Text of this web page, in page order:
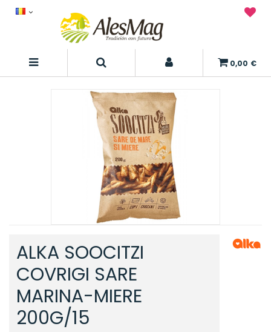
0,00 €
ALKA SOOCITZI
COVRIGI SARE
MARINA-MIERE
200G/15